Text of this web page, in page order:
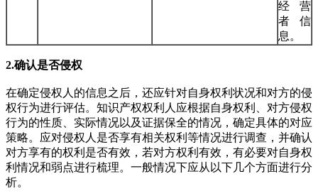
经营
者信
息。
2.确认是否侵权
在确定侵权人的信息之后，还应针对自身权利状况和对方的侵
权行为进行评估。知识产权权利人应根据自身权利、对方侵权
行为的性质、实际情况以及证据保全的情况，确定具体的对应
策略。应对侵权人是否享有相关权利等情况进行调查，并确认
对方享有的权利是否有效，若对方权利有效，有必要对自身权
利情况和弱点进行梳理。一般情况下应从以下几个方面进行分
析。